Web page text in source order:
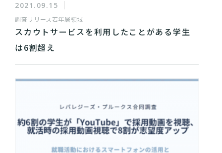
2021.09.15
調査リリース 若年層領域
スカウトサービスを利用したことがある学生
は6割超え